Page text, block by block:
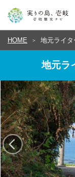
HOME 地元ライ
地元ラ